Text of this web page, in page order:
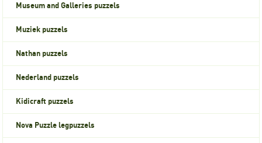
Museum and Galleries puzzels
Muziek puzzels
Nathan puzzels
Nederland puzzels
Kidicraft puzzels
Nova Puzzle legpuzzels